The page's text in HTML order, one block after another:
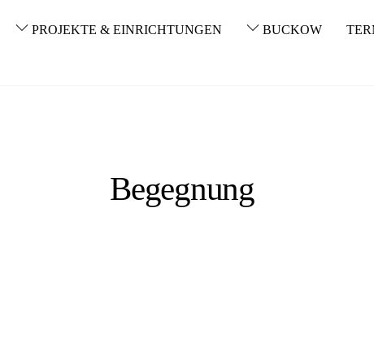
PROJEKTE & EINRICHTUNGEN BUCKOW
Begegnung